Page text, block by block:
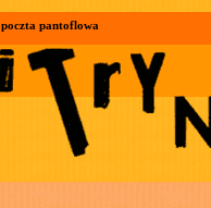
poczta pantoflowa